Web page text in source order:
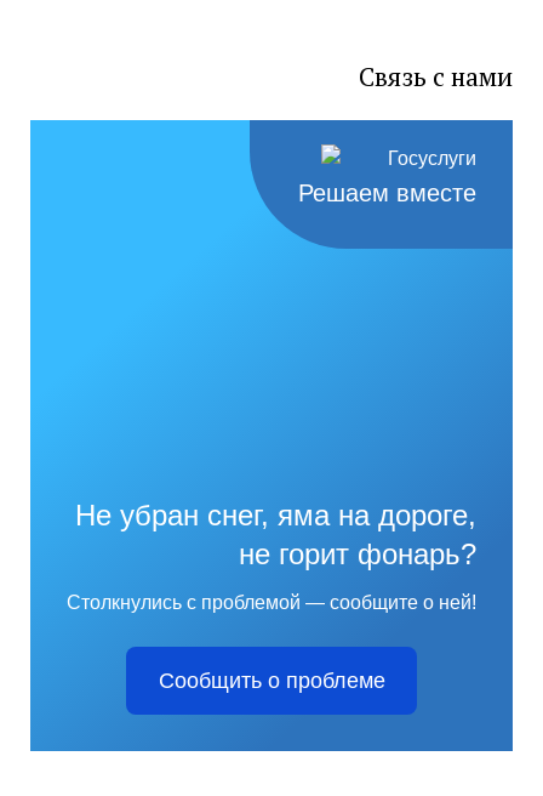
Связь с нами
Решаем вместе
Не убран снег, яма на дороге,
не горит фонарь?
Столкнулись с проблемой — сообщите о ней!
Сообщить о проблеме